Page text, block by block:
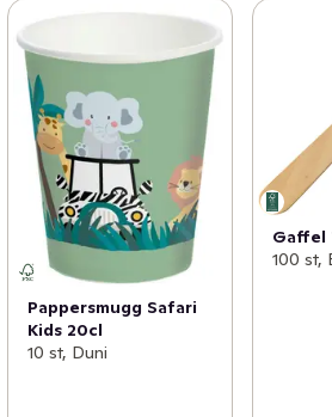
Pappersmugg Safari
Kids 20cl
10 st, Duni
Gaffel
100 st,